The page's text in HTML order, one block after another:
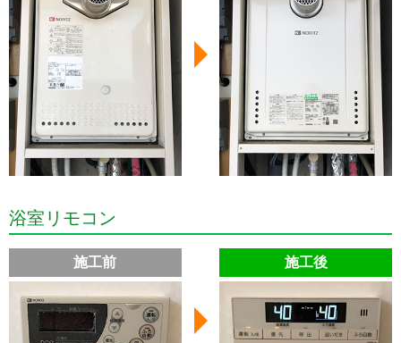
浴室リモコン
施工前 施工後